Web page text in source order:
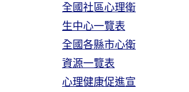
全國社區心理衛
生中心一覽表
全國各縣市心衛
資源一覽表
心理健康促進宣